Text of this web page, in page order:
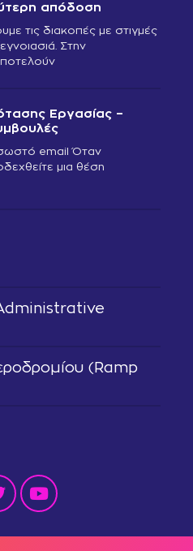
(Ramp
απόδοση
τις διακοπές με στιγμές
Στην
Εργασίας –
σωστό email Όταν
μια θέση